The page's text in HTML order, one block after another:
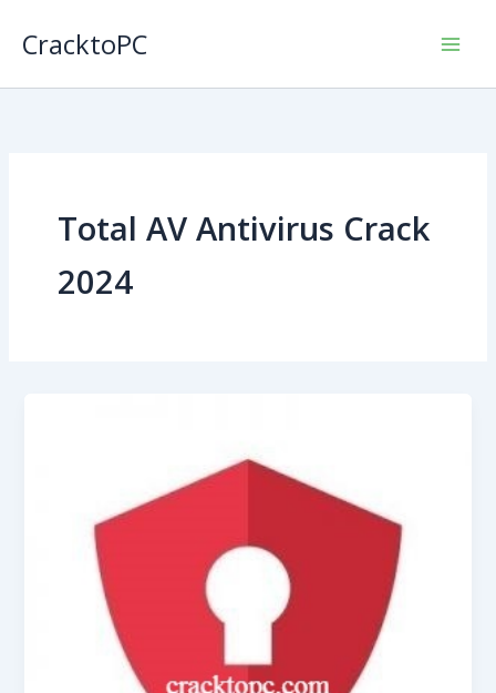
CracktoPC
Total AV Antivirus Crack
2024